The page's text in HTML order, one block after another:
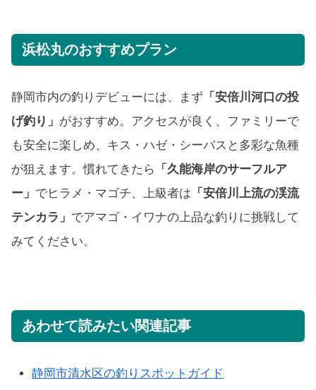
浜松丸のおすすめプラン
静岡市内の釣りデビューには、まず 「安倍川河口の投
げ釣り」 がおすすめ。アクセスが良く、ファミリーで
も安全に楽しめ、キス・ハゼ・シーバスと多彩な魚種
が狙えます。慣れてきたら
「久能海岸のサーフルア
ー」 でヒラメ・マゴチ、上級者は 「安倍川上流の渓流
テンカラ」 でアマゴ・イワナの上品な釣りに挑戦して
みてください。
あわせて読みたい関連記事
静岡市清水区の釣りスポットガイド